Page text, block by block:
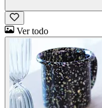
Ver todo